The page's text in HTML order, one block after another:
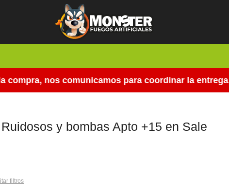
nos comunicamos para coordinar la entrega.
Ruidosos y bombas Apto +15 en Sale
filtros